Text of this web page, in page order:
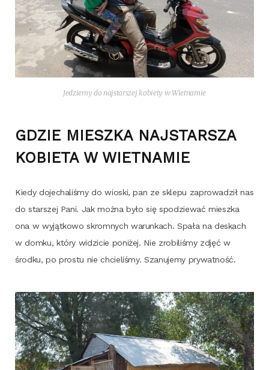
Jedzie­my do naj­star­szej kobie­ty w Wietnamie
GDZIE MIESZKA NAJSTARSZA
KOBIETA W WIETNAMIE
Kie­dy doje­cha­li­śmy do wio­ski, pan ze skle­pu zapro­wa­dził nas
do star­szej Pani. Jak moż­na było się spo­dzie­wać miesz­ka
ona w wyjąt­ko­wo skrom­nych warun­kach. Spa­ła na deskach
w dom­ku, któ­ry widzi­cie poni­żej. Nie zro­bi­li­śmy zdjęć w
środ­ku, po pro­stu nie chcie­li­śmy. Sza­nu­je­my prywatność.